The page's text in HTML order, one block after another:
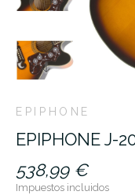
EPIPHONE
EPIPHONE J-
538,99 €
Impuestos incluidos